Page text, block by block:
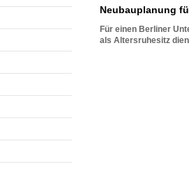
Neubauplanung
Für einen Berliner
als Altersruhesitz